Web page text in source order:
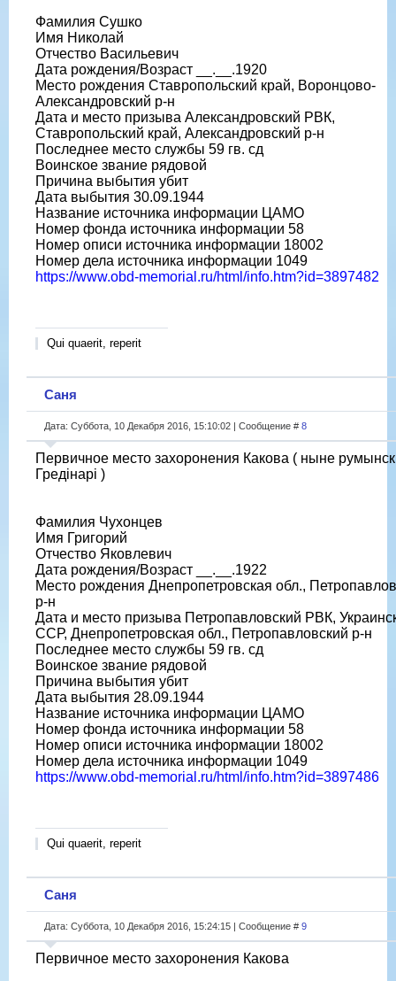
Фамилия Сушко
Имя Николай
Отчество Васильевич
Дата рождения/Возраст __.__.1920
Место рождения Ставропольский край, Воронцово-
Александровский р-н
Дата и место призыва Александровский РВК,
Ставропольский край, Александровский р-н
Последнее место службы 59 гв. сд
Воинское звание рядовой
Причина выбытия убит
Дата выбытия 30.09.1944
Название источника информации ЦАМО
Номер фонда источника информации 58
Номер описи источника информации 18002
Номер дела источника информации 1049
https://www.obd-memorial.ru/html/info.htm?id=3897482
Qui quaerit, reperit
Саня
Дата: Суббота, 10 Декабря 2016, 15:10:02 | Сообщение # 8
Первичное место захоронения Какова ( ныне
Гредінарі )
Фамилия Чухонцев
Имя Григорий
Отчество Яковлевич
Дата рождения/Возраст __.__.1922
Место рождения Днепропетровская обл.,
р-н
Дата и место призыва Петропавловский РВК,
ССР, Днепропетровская обл., Петропавловский р-н
Последнее место службы 59 гв. сд
Воинское звание рядовой
Причина выбытия убит
Дата выбытия 28.09.1944
Название источника информации ЦАМО
Номер фонда источника информации 58
Номер описи источника информации 18002
Номер дела источника информации 1049
https://www.obd-memorial.ru/html/info.htm?id=3897486
Qui quaerit, reperit
Саня
Дата: Суббота, 10 Декабря 2016, 15:24:15 | Сообщение # 9
Первичное место захоронения Какова